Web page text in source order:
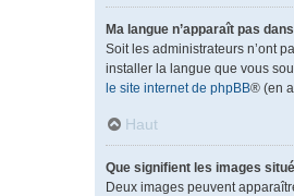
Ma langue n’apparaît pas
Soit les administrateurs n’ont
installer la langue que vous
le site internet de phpBB® (en
Haut
Que signifient les images
Deux images peuvent